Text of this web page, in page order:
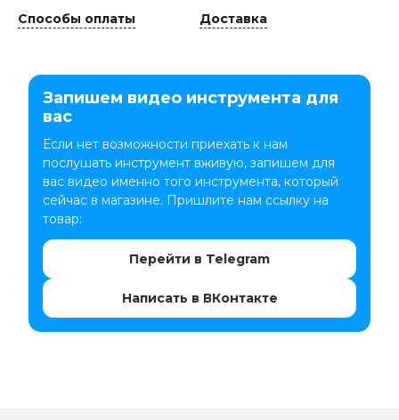
Способы оплаты Доставка
Запишем видео инструмента для
вас
Если нет возможности приехать к нам
послушать инструмент вживую, запишем для
вас видео именно того инструмента, который
сейчас в магазине. Пришлите нам ссылку на
товар:
Перейти в Telegram
Написать в ВКонтакте